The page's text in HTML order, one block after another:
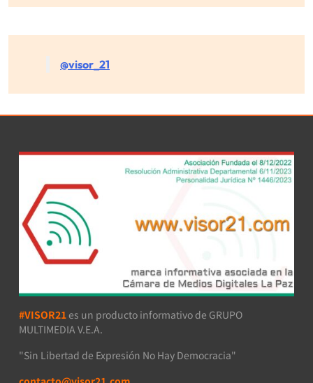
@visor_21
#VISOR21 es un producto informativo de GRUPO
MULTIMEDIA V.E.A.
"Sin Libertad de Expresión No Hay Democracia"